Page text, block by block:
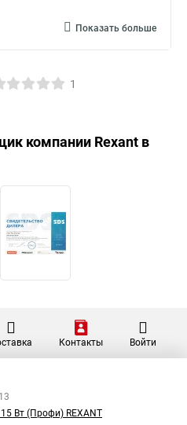
Показать больше
1
компании Rexant в
Контакты Войти
Вт (Профи) REXANT